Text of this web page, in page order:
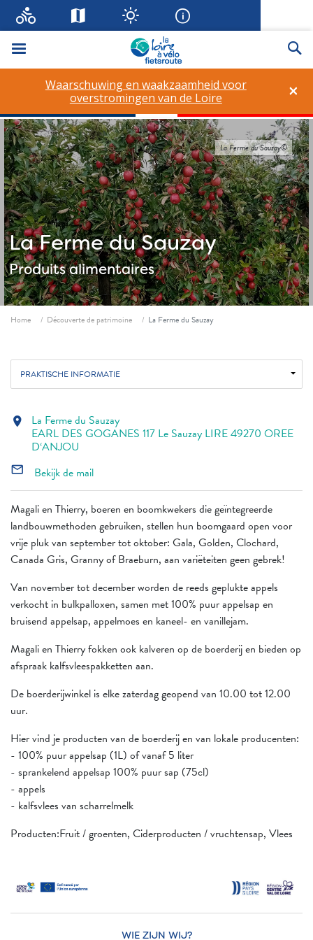
Menu
×
Waarschuwing en waakzaamheid voor
overstromingen van de Loire
La Ferme du Sauzay
Produits alimentaires
La Ferme du Sauzay©
Fil d'ariane
Home Découverte de patrimoine La Ferme du Sauzay
PRAKTISCHE INFORMATIE
Magali en Thierry, boeren en boomkwekers die geïntegreerde
landbouwmethoden gebruiken, stellen hun boomgaard open voor
vrije pluk van september tot oktober: Gala, Golden, Clochard,
Canada Gris, Granny of Braeburn, aan variëteiten geen gebrek!
Van november tot december worden de reeds geplukte appels
verkocht in bulkpalloxen, samen met 100% puur appelsap en
bruisend appelsap, appelmoes en kaneel- en vanillejam.
Magali en Thierry fokken ook kalveren op de boerderij en bieden op
afspraak kalfsvleespakketten aan.
De boerderijwinkel is elke zaterdag geopend van 10.00 tot 12.00
uur.
Hier vind je producten van de boerderij en van lokale producenten:
- 100% puur appelsap (1L) of vanaf 5 liter
- sprankelend appelsap 100% puur sap (75cl)
- appels
- kalfsvlees van scharrelmelk
Producten:Fruit / groenten, Ciderproducten / vruchtensap, Vlees
location_on La Ferme du Sauzay
EARL DES GOGANES 117 Le Sauzay LIRE 49270 OREE
D‘ANJOU
mail_outline Bekijk de mail
WIE ZIJN WIJ?